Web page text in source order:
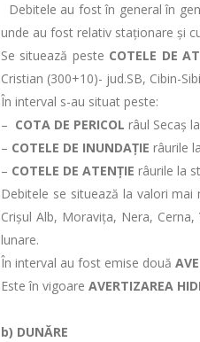
Debitele au fost în general în
unde au fost relativ staționare și
Se situează peste COTELE DE
Cristian (300+10)- jud.SB, Cibin-
În interval s-au situat peste:
– COTA DE PERICOL râul Secaș
– COTELE DE INUNDAȚIE râurile
– COTELE DE ATENȚIE râurile la
Debitele se situează la valori mai
Crișul Alb, Moravița, Nera,
lunare.
În interval au fost emise două
Este în vigoare AVERTIZAREA
b) DUNĂRE